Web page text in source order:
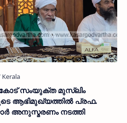
സംയുക്ത മുസ്ലിം
ആഭിമുഖ്യത്തിൽ പ്രഫ.
അനുസ്മരണം നടത്തി